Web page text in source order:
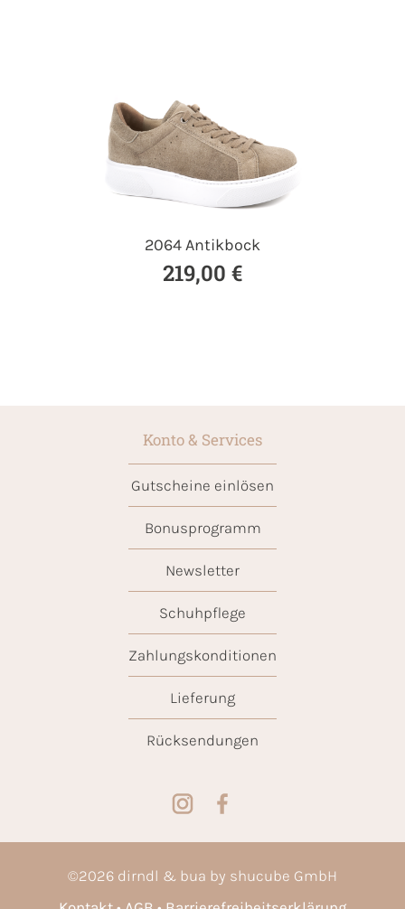
2064 Antikbock
219,00 €
Konto & Services
Gutscheine einlösen
Bonusprogramm
Newsletter
Schuhpflege
Zahlungskonditionen
Lieferung
Rücksendungen
©2026 dirndl & bua by shucube GmbH